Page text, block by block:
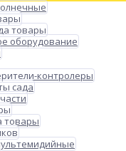
товары
оборудование
контролеры
сада
товары